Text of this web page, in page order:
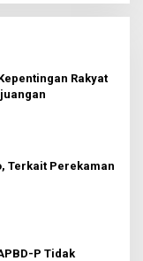
Rakyat
Terkait Perekaman
P Tidak